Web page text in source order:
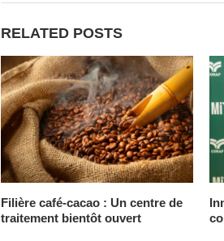
RELATED POSTS
Filière café-cacao : Un centre de
traitement bientôt ouvert